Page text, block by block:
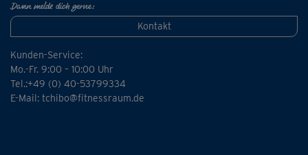
Dann melde dich gerne:
Kontakt
Kunden-Service:
Mo.-Fr. 9:00 – 10:00 Uhr
Tel.:+49 (0) 40-53799334
E-Mail: tchibo@fitnessraum.de